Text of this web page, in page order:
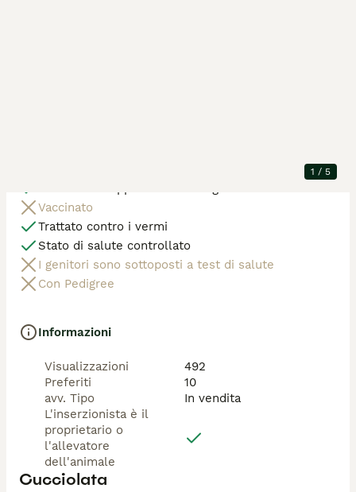
1 / 5
Vaccinato
Trattato contro i vermi
Stato di salute controllato
I genitori sono sottoposti a test di salute
Con Pedigree
Informazioni
Visualizzazioni
492
Preferiti
10
avv. Tipo
In vendita
L'inserzionista è il
proprietario o
l'allevatore
dell'animale
Cucciolata